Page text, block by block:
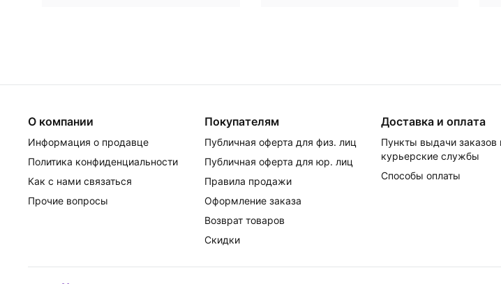
О компании
Информация о продавце
Политика конфиденциальности
Как с нами связаться
Прочие вопросы
Покупателям
Публичная оферта для физ. лиц
Публичная оферта для юр. лиц
Правила продажи
Оформление заказа
Возврат товаров
Скидки
Доставка и оплата
Пункты выдачи заказов
курьерские службы
Способы оплаты